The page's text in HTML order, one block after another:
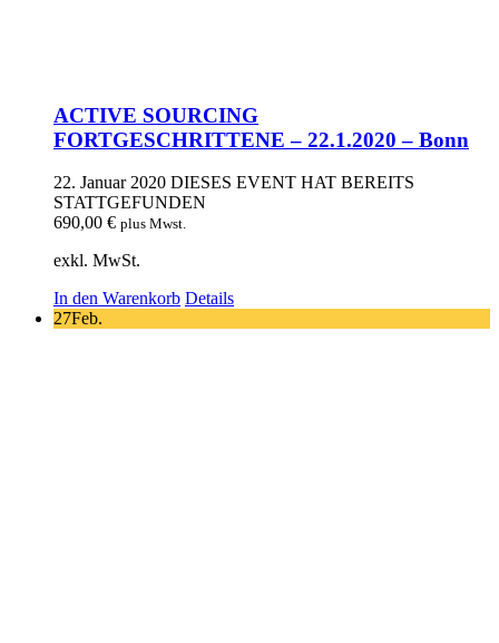
ACTIVE SOURCING
FORTGESCHRITTENE – 22.1.2020 – Bonn
22. Januar 2020 DIESES EVENT HAT BEREITS
STATTGEFUNDEN
690,00 € plus Mwst.
exkl. MwSt.
In den Warenkorb Details
27Feb.